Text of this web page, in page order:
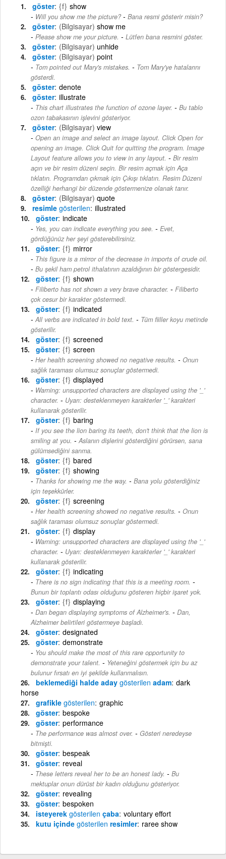
göster {f} show
Will you show me the picture? - Bana resmi gösterir misin?
göster (Bilgisayar) show me
Please show me your picture. - Lütfen bana resmini göster.
göster (Bilgisayar) unhide
göster (Bilgisayar) point
Tom pointed out Mary's mistakes. - Tom Mary'ye hatalarını
gösterdi.
göster denote
göster illustrate
This chart illustrates the function of ozone layer. - Bu tablo
ozon tabakasının işlevini gösteriyor.
göster (Bilgisayar) view
Open an image and select an image layout. Click Open for
opening an image. Click Quit for quitting the program. Image
Layout feature allows you to view in any layout. - Bir resim
açın ve bir resim düzeni seçin. Bir resim açmak için Aça
tıklatın. Programdan çıkmak için Çıkışı tıklatın. Resim Düzeni
özelliği herhangi bir düzende göstermenize olanak tanır.
göster (Bilgisayar) quote
resimle gösterilen illustrated
göster indicate
Yes, you can indicate everything you see. - Evet,
gördüğünüz her şeyi gösterebilirsiniz.
göster {f} mirror
This figure is a mirror of the decrease in imports of crude oil.
- Bu şekil ham petrol ithalatının azaldığının bir göstergesidir.
göster {f} shown
Filiberto has not shown a very brave character. - Filiberto
çok cesur bir karakter göstermedi.
göster {f} indicated
All verbs are indicated in bold text. - Tüm fiiller koyu metinde
gösterilir.
göster {f} screened
göster {f} screen
Her health screening showed no negative results. - Onun
sağlık taraması olumsuz sonuçlar göstermedi.
göster {f} displayed
Warning: unsupported characters are displayed using the '_'
character. - Uyarı: desteklenmeyen karakterler '_' karakteri
kullanarak gösterilir.
göster {f} baring
If you see the lion baring its teeth, don't think that the lion is
smiling at you. - Aslanın dişlerini gösterdiğini görürsen, sana
gülümsediğini sanma.
göster {f} bared
göster {f} showing
Thanks for showing me the way. - Bana yolu gösterdiğiniz
için teşekkürler.
göster {f} screening
Her health screening showed no negative results. - Onun
sağlık taraması olumsuz sonuçlar göstermedi.
göster {f} display
Warning: unsupported characters are displayed using the '_'
character. - Uyarı: desteklenmeyen karakterler '_' karakteri
kullanarak gösterilir.
göster {f} indicating
There is no sign indicating that this is a meeting room. -
Bunun bir toplantı odası olduğunu gösteren hiçbir işaret yok.
göster {f} displaying
Dan began displaying symptoms of Alzheimer's. - Dan,
Alzheimer belirtileri göstermeye başladı.
göster designated
göster demonstrate
You should make the most of this rare opportunity to
demonstrate your talent. - Yeteneğini göstermek için bu az
bulunur fırsatı en iyi şekilde kullanmalısın.
beklemediği halde aday gösterilen adam dark
horse
grafikle gösterilen graphic
göster bespoke
göster performance
The performance was almost over. - Gösteri neredeyse
bitmişti.
göster bespeak
göster reveal
These letters reveal her to be an honest lady. - Bu
mektuplar onun dürüst bir kadın olduğunu gösteriyor.
göster revealing
göster bespoken
isteyerek gösterilen çaba voluntary effort
kutu içinde gösterilen resimler raree show